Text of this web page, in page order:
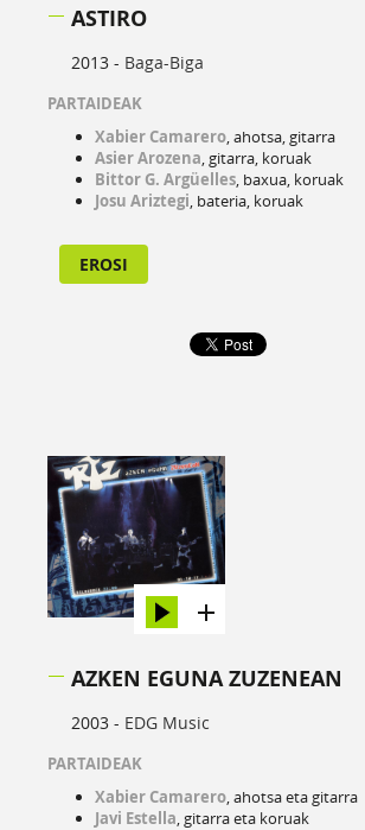
ASTIRO
2013 - Baga-Biga
PARTAIDEAK
Xabier Camarero, ahotsa, gitarra
Asier Arozena, gitarra, koruak
Bittor G. Argüelles, baxua, koruak
Josu Ariztegi, bateria, koruak
EROSI
AZKEN EGUNA ZUZENEAN
2003 - EDG Music
PARTAIDEAK
Xabier Camarero, ahotsa eta gitarra
Javi Estella, gitarra eta koruak